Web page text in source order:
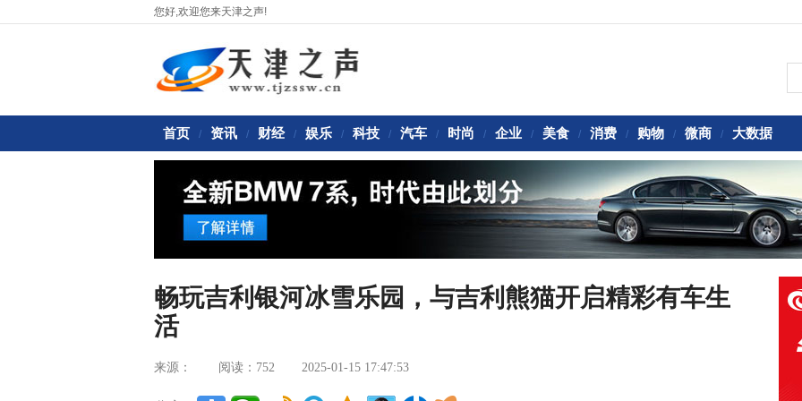
您好,欢迎您来天津之声!
首页 / 资讯 / 财经 / 娱乐 / 科技 / 汽车 / 时尚 / 企业 / 美食 / 消费 / 购物 / 微商 / 大数据
畅玩吉利银河冰雪乐园，与吉利熊猫开启精彩有车生
活
来源： 阅读：752 2025-01-15 17:47:53